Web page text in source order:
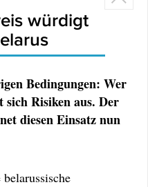
würdigt
Bedingungen: Wer
Risiken aus. Der
diesen Einsatz nun